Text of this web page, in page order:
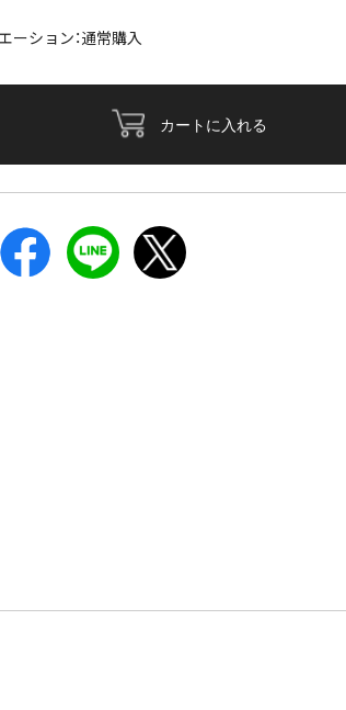
ーション：通常購入
カートに入れる